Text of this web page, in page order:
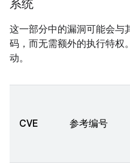
系统
这一部分中的漏洞可能会与
码，而无需额外的执行特权
动。
CVE 参考编号